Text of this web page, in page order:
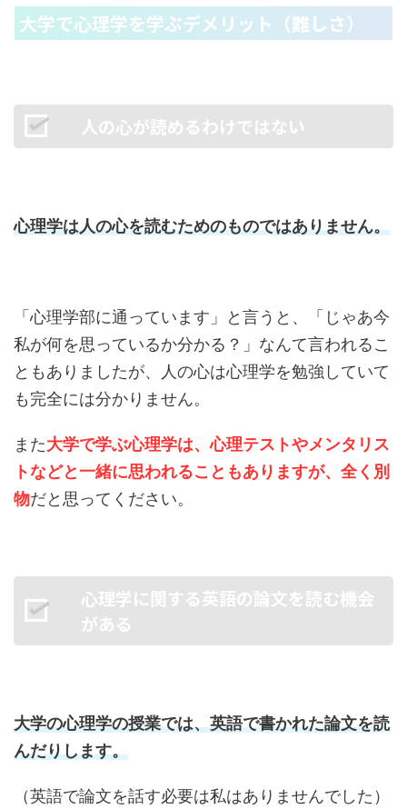
大学で心理学を学ぶデメリット（難しさ）
人の心が読めるわけではない
心理学は人の心を読むためのものではありません。
「心理学部に通っています」と言うと、「じゃあ今
私が何を思っているか分かる？」なんて言われるこ
ともありましたが、人の心は心理学を勉強していて
も完全には分かりません。
また大学で学ぶ心理学は、心理テストやメンタリス
トなどと一緒に思われることもありますが、全く別
物だと思ってください。
心理学に関する英語の論文を読む機会
がある
大学の心理学の授業では、英語で書かれた論文を読
んだりします。
（英語で論文を話す必要は私はありませんでした）